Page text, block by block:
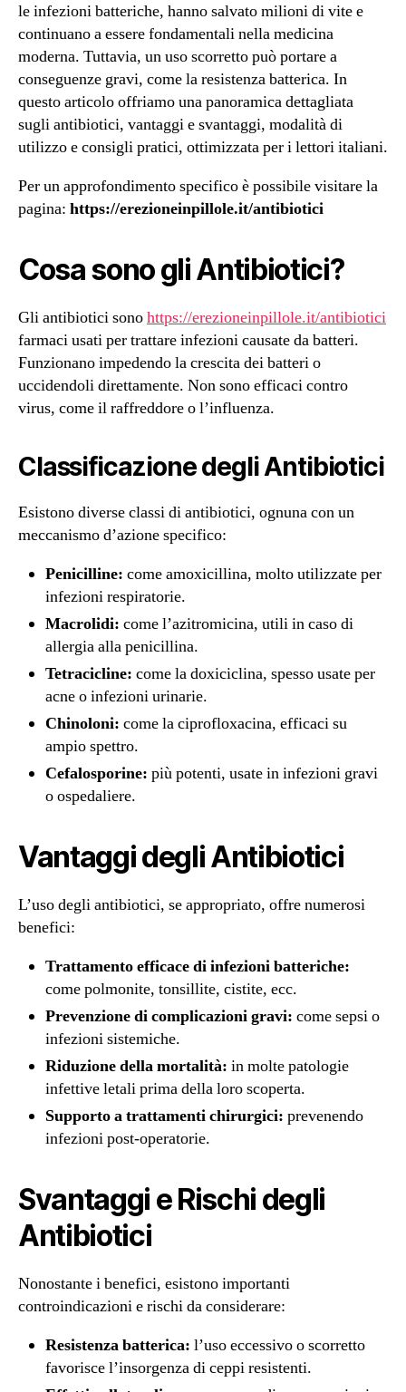
le infezioni batteriche, hanno salvato milioni di vite e
continuano a essere fondamentali nella medicina
moderna. Tuttavia, un uso scorretto può portare a
conseguenze gravi, come la resistenza batterica. In
questo articolo offriamo una panoramica dettagliata
sugli antibiotici, vantaggi e svantaggi, modalità di
utilizzo e consigli pratici, ottimizzata per i lettori italiani.
Per un approfondimento specifico è possibile visitare la
pagina: https://erezioneinpillole.it/antibiotici
Cosa sono gli Antibiotici?
Gli antibiotici sonohttps://erezioneinpillole.it/antibiotici
farmaci usati per trattare infezioni causate da batteri.
Funzionano impedendo la crescita dei batteri o
uccidendoli direttamente. Non sono efficaci contro
virus, come il raffreddore o l’influenza.
Classificazione degli Antibiotici
Esistono diverse classi di antibiotici, ognuna con un
meccanismo d’azione specifico:
Penicilline: come amoxicillina, molto utilizzate per
infezioni respiratorie.
Macrolidi: come l’azitromicina, utili in caso di
allergia alla penicillina.
Tetracicline: come la doxiciclina, spesso usate per
acne o infezioni urinarie.
Chinoloni: come la ciprofloxacina, efficaci su
ampio spettro.
Cefalosporine: più potenti, usate in infezioni gravi
o ospedaliere.
Vantaggi degli Antibiotici
L’uso degli antibiotici, se appropriato, offre numerosi
benefici:
Trattamento efficace di infezioni batteriche:
come polmonite, tonsillite, cistite, ecc.
Prevenzione di complicazioni gravi: come sepsi o
infezioni sistemiche.
Riduzione della mortalità: in molte patologie
infettive letali prima della loro scoperta.
Supporto a trattamenti chirurgici: prevenendo
infezioni post-operatorie.
Svantaggi e Rischi degli
Antibiotici
Nonostante i benefici, esistono importanti
controindicazioni e rischi da considerare:
Resistenza batterica: l’uso eccessivo o scorretto
favorisce l’insorgenza di ceppi resistenti.